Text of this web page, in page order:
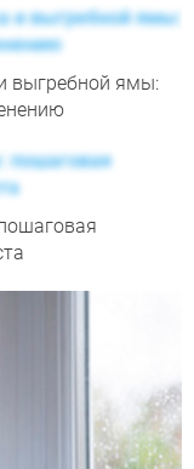
выгребной ямы: